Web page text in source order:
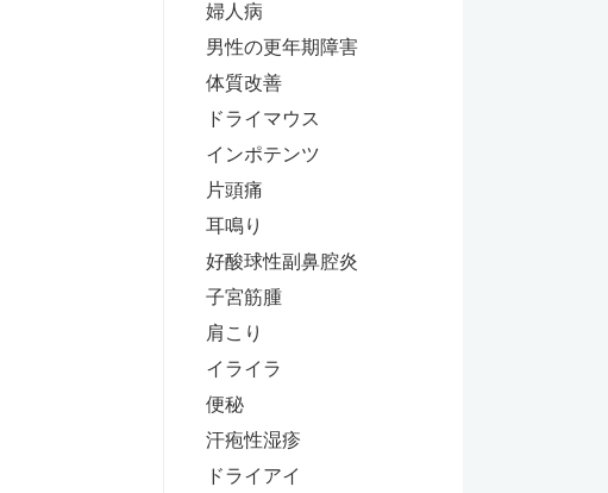
婦人病
男性の更年期障害
体質改善
ドライマウス
インポテンツ
片頭痛
耳鳴り
好酸球性副鼻腔炎
子宮筋腫
肩こり
イライラ
便秘
汗疱性湿疹
ドライアイ